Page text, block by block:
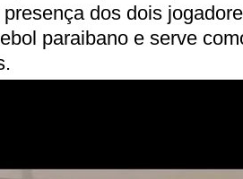
dos dois
paraibano e serve